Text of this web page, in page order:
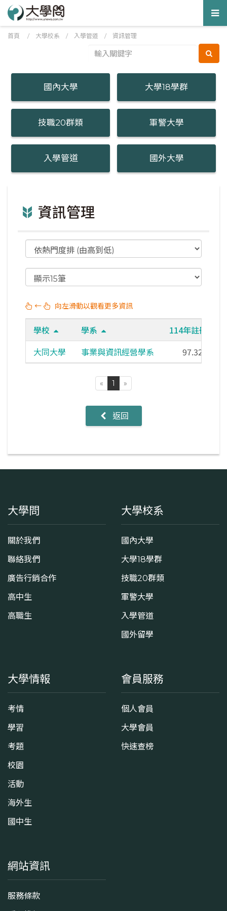
首頁 / 大學校系 / 入學管道 / 資訊管理
國內大學 大學18學群
技職20群類 軍警大學
入學管道 國外大學
資訊管理
← 向左滑動以觀看更多資訊
學校 學系
114年註冊率
大同大學
事業與資訊經營學系 97.32%
« 1 »
返回
大學問
關於我們
聯絡我們
廣告行銷合作
高中生
高職生
大學校系
國內大學
大學18學群
技職20群類
軍警大學
入學管道
國外留學
大學情報
考情
學習
考題
校園
活動
海外生
國中生
會員服務
個人會員
大學會員
快速查榜
網站資訊
服務條款